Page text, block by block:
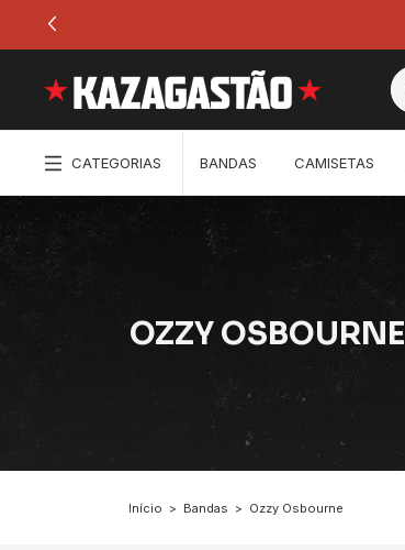
CATEGORIAS BANDAS CAMISETAS
OZZY OSBOURNE
Início > Bandas > Ozzy Osbourne